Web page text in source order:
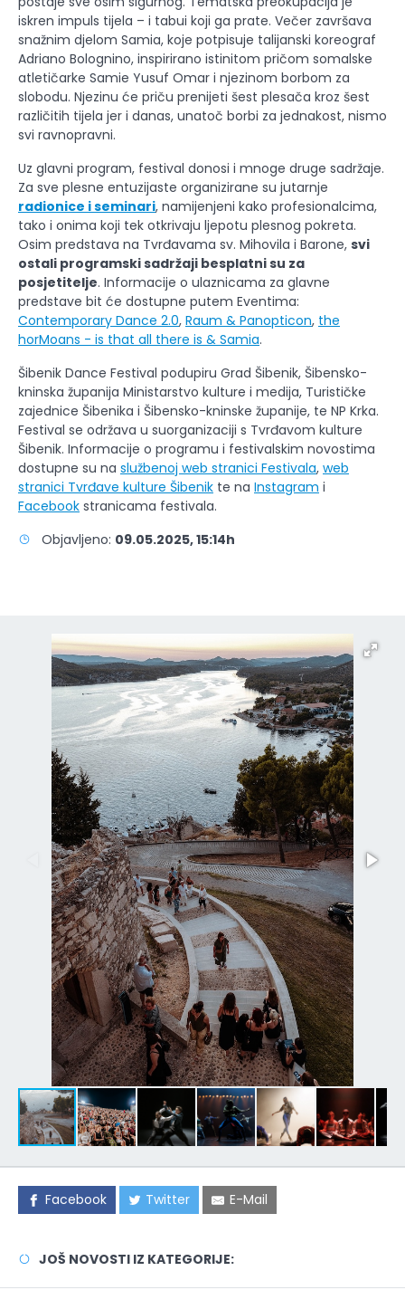
iskren impuls tijela – i tabui koji ga prate. Večer završava
snažnim djelom Samia, koje potpisuje talijanski koreograf
Adriano Bolognino, inspirirano istinitom pričom somalske
atletičarke Samie Yusuf Omar i njezinom borbom za
slobodu. Njezinu će priču prenijeti šest plesača kroz šest
različitih tijela jer i danas, unatoč borbi za jednakost, nismo
svi ravnopravni.
Uz glavni program, festival donosi i mnoge druge sadržaje.
Za sve plesne entuzijaste organizirane su jutarnje
radionice i seminari, namijenjeni kako profesionalcima,
tako i onima koji tek otkrivaju ljepotu plesnog pokreta.
Osim predstava na Tvrđavama sv. Mihovila i Barone, svi
ostali programski sadržaji besplatni su za
posjetitelje. Informacije o ulaznicama za glavne
predstave bit će dostupne putem Eventima:
Contemporary Dance 2.0, Raum & Panopticon, the
horMoans - is that all there is & Samia.
Šibenik Dance Festival podupiru Grad Šibenik, Šibensko-
kninska županija Ministarstvo kulture i medija, Turističke
zajednice Šibenika i Šibensko-kninske županije, te NP Krka.
Festival se održava u suorganizaciji s Tvrđavom kulture
Šibenik. Informacije o programu i festivalskim novostima
dostupne su na službenoj web stranici Festivala, web
stranici Tvrđave kulture Šibenik te na Instagram i
Facebook stranicama festivala.
Objavljeno: 09.05.2025, 15:14h
Facebook Twitter E-Mail
JOŠ NOVOSTI IZ KATEGORIJE: